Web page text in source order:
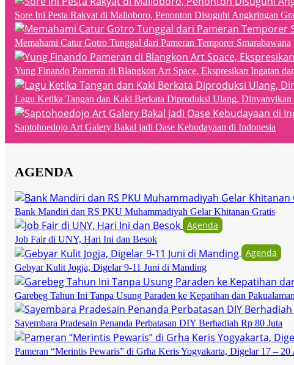
Sore Ini Pesta Rakyat di Malioboro, Penonton Disuguhi Angkringan
Memahami Catur Gotro Tunggal dari Pameran Temporer Smarabawana
Yung Finando Pameran di Blangkon Art Space, Ekspresikan Ingatan
Lagu Ketika Tangan dan Kaki Berkata Diproduksi Ulang, Dinyanyikan
Saptohoedojo Art Galery Bakal jadi Oase Kebudayaan di Indonesia
AGENDA
Bank Mandiri dan RS PKU Muhammadiyah Gelar Khitanan Gratis
Agenda
Job Fair di UNY, Hari Ini dan Besok
Agenda
Gebyar Kulit Jogja, Digelar 9-11 Juni di Manding
Garebeg Tahun Ini Tanpa Usung Paraden ke Kepatihan dan Pakualaman
Sayembara Pradesain Penanda Perbatasan DIY Berhadiah Rp 80 Juta
Pameran “Merintis Pewaris” di Grha Keris Yogyakarta, Digelar 17 – 20